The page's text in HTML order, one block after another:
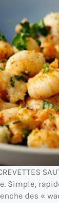
Simple,
des «